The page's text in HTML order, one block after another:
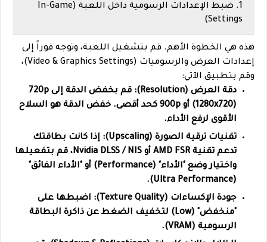
1. ضبط الإعدادات الرسومية داخل اللعبة (In-Game
Settings)
هذه هي الخطوة الأهم. قم بتشغيل اللعبة، وتوجه فوراً إلى
إعدادات العرض والرسوميات (Video & Graphics Settings)،
وقم بتطبيق الآتي:
دقة العرض (Resolution):
قم بخفض الدقة إلى 720p
(1280x720) أو 900p كحد أقصى. خفض الدقة هو السلاح
الأقوى لرفع الأداء.
تقنيات ترقية الصورة (Upscaling):
إذا كانت بطاقتك
تدعم تقنيةAMD FSR أو Nvidia DLSS / NIS، قم بتفعيلها
واختيار وضع "الأداء" (Performance) أو "الأداء الفائق"
(Ultra Performance).
جودة الإكساءات (Texture Quality):
اضبطها على
"منخفض" (Low) لتخفيف الضغط عن ذاكرة البطاقة
الرسومية (VRAM).